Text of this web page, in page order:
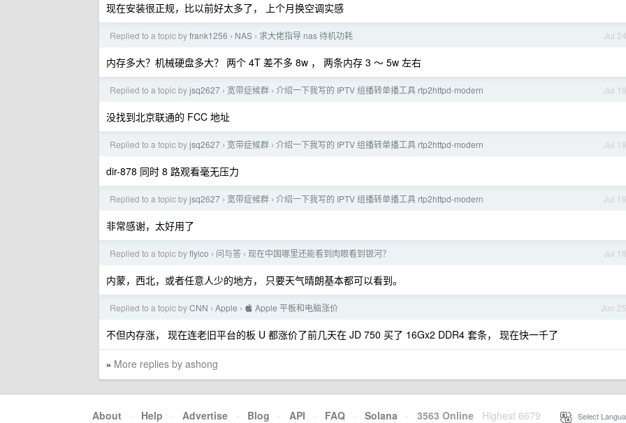
现在安装很正规，比以前好太多了， 上个月换空调实感
Jul 24
Replied to a topic byfrank1256 › NAS › 求大佬指导 nas 待机功耗
内存多大？机械硬盘多大？ 两个 4T 差不多 8w ， 两条内存 3 ～ 5w 左右
Jul 19
Replied to a topic byjsq2627 › 宽带症候群 › 介绍一下我写的 IPTV 组播转单播工具 rtp2httpd-modern
没找到北京联通的 FCC 地址
Jul 19
Replied to a topic byjsq2627 › 宽带症候群 › 介绍一下我写的 IPTV 组播转单播工具 rtp2httpd-modern
dir-878 同时 8 路观看毫无压力
Jul 19
Replied to a topic byjsq2627 › 宽带症候群 › 介绍一下我写的 IPTV 组播转单播工具 rtp2httpd-modern
非常感谢，太好用了
Jul 18
Replied to a topic byflyico › 问与答 › 现在中国哪里还能看到肉眼看到银河？
内蒙，西北，或者任意人少的地方， 只要天气晴朗基本都可以看到。
Jun 25
Replied to a topic byCNN › Apple ›  Apple 平板和电脑涨价
不但内存涨， 现在连老旧平台的板 U 都涨价了前几天在 JD 750 买了 16Gx2 DDR4 套条， 现在快一千了
» More replies by ashong
About · Help · Advertise · Blog · API · FAQ · Solana · 3563 Online Highest 6679 Select